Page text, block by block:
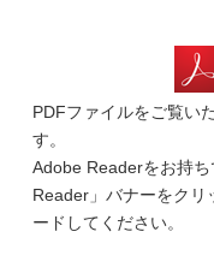
PDFファイルをご覧い
す。
Adobe Readerをお持
Reader」バナーをクリ
ードしてください。